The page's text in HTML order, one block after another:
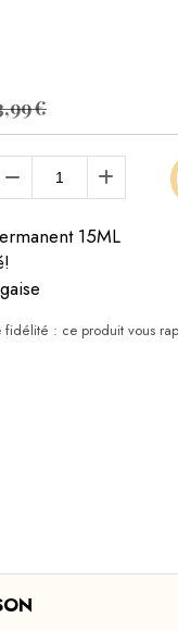
€
15ML
: ce produit vous